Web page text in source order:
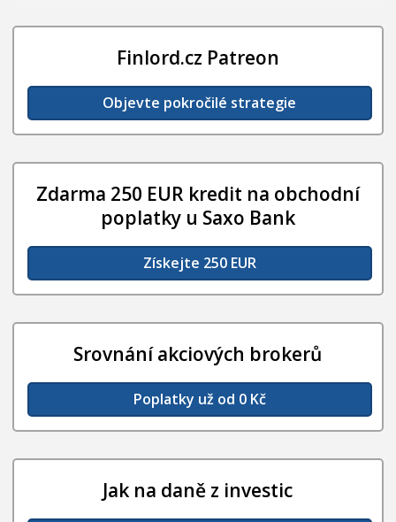
Finlord.cz Patreon
Objevte pokročilé strategie
Zdarma 250 EUR kredit na obchodní
poplatky u Saxo Bank
Získejte 250 EUR
Srovnání akciových brokerů
Poplatky už od 0 Kč
Jak na daně z investic